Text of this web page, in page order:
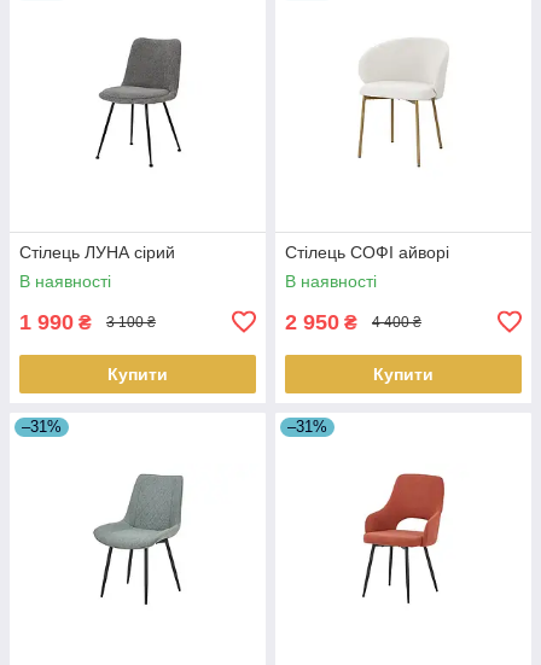
Стілець ЛУНА сірий
В наявності
1 990 ₴ 3 100 ₴
Купити
Стілець СОФІ айворі
В наявності
2 950 ₴ 4 400 ₴
Купити
–31% –31%